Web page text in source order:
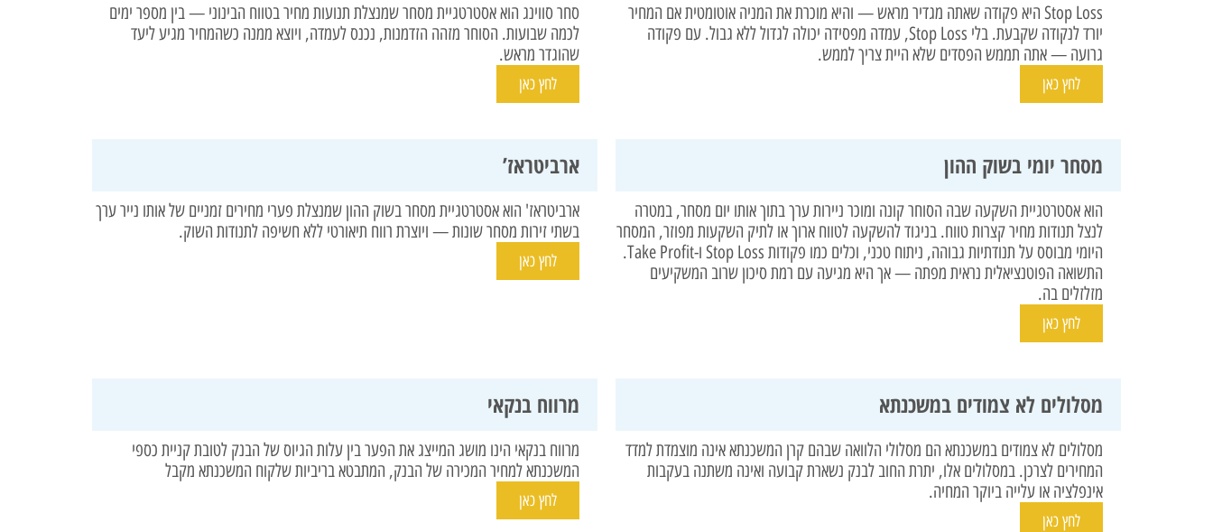
Stop Loss היא פקודה שאתה מגדיר מראש — והיא מוכרת את המניה אוטומטית אם המחיר
יורד לנקודה שקבעת. בלי Stop Loss, עמדה מפסידה יכולה לגדול ללא גבול. עם פקודה
גרועה — אתה תממש הפסדים שלא היית צריך לממש.
לחץ כאן
סחר סווינג הוא אסטרטגיית מסחר שמנצלת תנועות מחיר בטווח הבינוני — בין מספר ימים
לכמה שבועות. הסוחר מזהה הזדמנות, נכנס לעמדה, ויוצא ממנה כשהמחיר מגיע ליעד
שהוגדר מראש.
לחץ כאן
מסחר יומי בשוק ההון
הוא אסטרטגיית השקעה שבה הסוחר קונה ומוכר ניירות ערך בתוך אותו יום מסחר, במטרה
לנצל תנודות מחיר קצרות טווח. בניגוד להשקעה לטווח ארוך או לתיק השקעות מפוזר, המסחר
היומי מבוסס על תנודתיות גבוהה, ניתוח טכני, וכלים כמו פקודות Stop Loss ו-Take Profit.
התשואה הפוטנציאלית נראית מפתה — אך היא מגיעה עם רמת סיכון שרוב המשקיעים
מזלזלים בה.
לחץ כאן
ארביטראז’
ארביטראז' הוא אסטרטגיית מסחר בשוק ההון שמנצלת פערי מחירים זמניים של אותו נייר ערך
בשתי זירות מסחר שונות — ויוצרת רווח תיאורטי ללא חשיפה לתנודות השוק.
לחץ כאן
מסלולים לא צמודים במשכנתא
מסלולים לא צמודים במשכנתא הם מסלולי הלוואה שבהם קרן המשכנתא אינה מוצמדת למדד
המחירים לצרכן. במסלולים אלו, יתרת החוב לבנק נשארת קבועה ואינה משתנה בעקבות
אינפלציה או עלייה ביוקר המחיה.
לחץ כאן
מרווח בנקאי
מרווח בנקאי הינו מושג המייצג את הפער בין עלות הגיוס של הבנק לטובת קניית כספי
המשכנתא למחיר המכירה של הבנק, המתבטא בריביות שלקוח המשכנתא מקבל
לחץ כאן